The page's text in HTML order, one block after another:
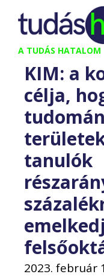
Kilépés
tartalomba
A TUDÁS HATALOM
KIM: a
célja,
tanulók
2023. február